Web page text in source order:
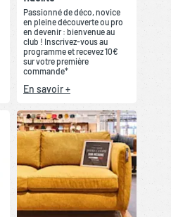
Passionné de déco, novice
en pleine découverte ou pro
en devenir : bienvenue au
club ! Inscrivez-vous au
programme et recevez 10€
sur votre première
commande*
En savoir +